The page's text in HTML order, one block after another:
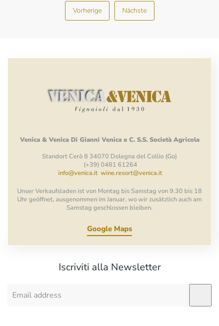
Vorherige Nächste
Venica & Venica Di Gianni Venica e C. S.S. Società Agricola
Standort Cerò 8 34070 Dolegna del Collio (Go)
(+39) 0481 61264
info@venica.it wine.resort@venica.it
Unser Verkaufsladen ist von Montag bis Samstag von 9.30 bis 18
Uhr geöffnet, ausgenommen im Januar, wo wir zusätzlich auch am
Samstag geschlossen bleiben.
Google Maps
Iscriviti alla Newsletter